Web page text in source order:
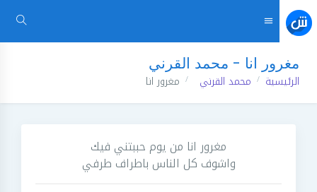
مغرور انا - محمد القرني
الرئيسية محمد القرني مغرور انا
مغرور انا من يوم حببتني فيك
واشوف كل الناس باطراف طرفي